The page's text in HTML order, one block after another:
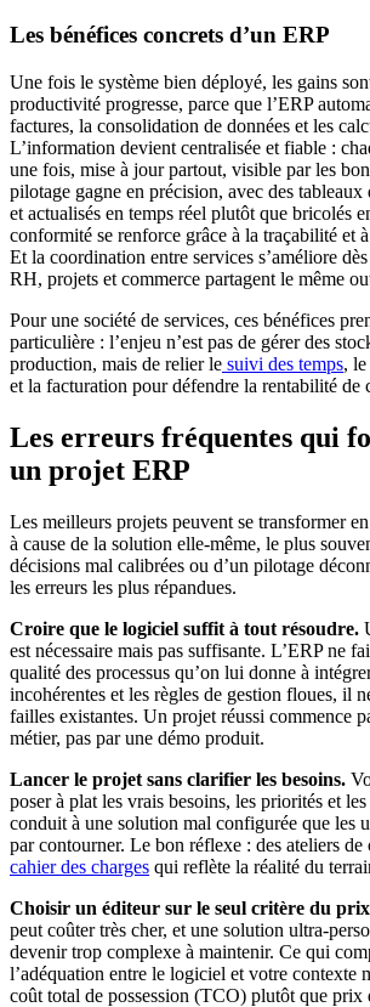
Les bénéfices concrets d’un ERP
Une fois le système bien déployé, les gains
productivité progresse, parce que l’ERP
factures, la consolidation de données et les
L’information devient centralisée et fiable :
une fois, mise à jour partout, visible par les
pilotage gagne en précision, avec des tableaux
et actualisés en temps réel plutôt que bricolés
conformité se renforce grâce à la traçabilité et
Et la coordination entre services s’améliore
RH, projets et commerce partagent le même
Pour une société de services, ces bénéfices
particulière : l’enjeu n’est pas de gérer des
production, mais de relier le suivi des temps,
et la facturation pour défendre la rentabilité de
Les erreurs fréquentes qui
un projet ERP
Les meilleurs projets peuvent se transformer
à cause de la solution elle-même, le plus
décisions mal calibrées ou d’un pilotage
les erreurs les plus répandues.
Croire que le logiciel suffit à tout résoudre.
est nécessaire mais pas suffisante. L’ERP ne
qualité des processus qu’on lui donne à
incohérentes et les règles de gestion floues, il
failles existantes. Un projet réussi commence
métier, pas par une démo produit.
Lancer le projet sans clarifier les besoins.
poser à plat les vrais besoins, les priorités et
conduit à une solution mal configurée que les
par contourner. Le bon réflexe : des ateliers de
cahier des charges qui reflète la réalité du
Choisir un éditeur sur le seul critère du
peut coûter très cher, et une solution ultra-
devenir trop complexe à maintenir. Ce qui
l’adéquation entre le logiciel et votre contexte
coût total de possession (TCO) plutôt que prix